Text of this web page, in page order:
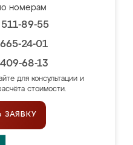
номерам
89-55
24-01
68-13
для консультации и
стоимости.
ЗАЯВКУ